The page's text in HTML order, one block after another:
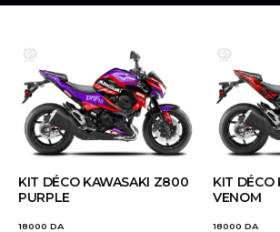
KIT DÉCO KAWASAKI Z800
PURPLE
18000 DA
KIT
VENOM
18000 DA